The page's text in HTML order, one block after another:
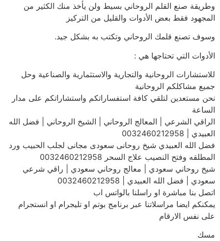
وطريقة صنع القلم الروحاني بسيط ولن يأخذ منك الكثير من
المجهود فقط بعض الأدوات والقليل من التركيز
وسوف تصنع قلمك الروحاني وتكتب به بشكل جيد.
الأدوات التي تحتاجها هي :
للاستشارات الروحانية والتجارية والاستثمارية والصناعية وحل
جميع مشاكلكم الروحانية
نحن مستعدين لتلقي كافة استفساراتكم واستشاراتكم على مدار
الساعة
الراقي الشرعي | المعالج الروحاني | الشيخ الروحاني | فضل الله
العبيدي | 0032460212958
فضل الله العبيدي شيخ روحانى سعودى مجانى لجلب الحبيب ورد
المطلقه وفتح النصيب علاج السحر 0032460212958
شيخ روحاني سعودي | معالج روحاني سعودي | راقي شرعي
سعودي | فضل الله العبيدي | 0032460212958
اتصل بنا مباشرة او راسلنا بالواتس اب
يمكنكم ايضا مراسلاتنا عبر برنامج بوتم او تليجرام او انستجرام
على نفس الارقام
مسك